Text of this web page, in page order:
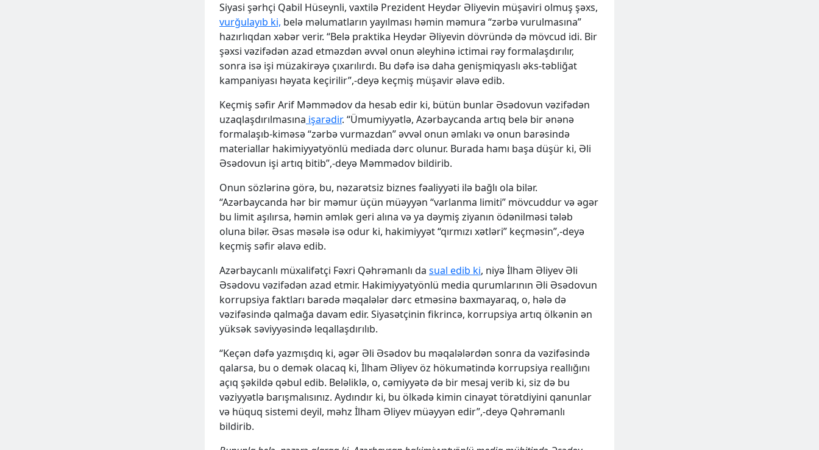
Siyasi şərhçi Qabil Hüseynli, vaxtilə Prezident Heydər Əliyevin müşaviri olmuş şəxs,
vurğulayıb ki, belə məlumatların yayılması həmin məmura “zərbə vurulmasına”
hazırlıqdan xəbər verir. “Belə praktika Heydər Əliyevin dövründə də mövcud idi. Bir
şəxsi vəzifədən azad etməzdən əvvəl onun əleyhinə ictimai rəy formalaşdırılır,
sonra isə işi müzakirəyə çıxarılırdı. Bu dəfə isə daha genişmiqyaslı əks-təbliğat
kampaniyası həyata keçirilir”,-deyə keçmiş müşavir əlavə edib.
Keçmiş səfir Arif Məmmədov da hesab edir ki, bütün bunlar Əsədovun vəzifədən
uzaqlaşdırılmasına işarədir. “Ümumiyyətlə, Azərbaycanda artıq belə bir ənənə
formalaşıb-kiməsə “zərbə vurmazdan” əvvəl onun əmlakı və onun barəsində
materiallar hakimiyyətyönlü mediada dərc olunur. Burada hamı başa düşür ki, Əli
Əsədovun işi artıq bitib”,-deyə Məmmədov bildirib.
Onun sözlərinə görə, bu, nəzarətsiz biznes fəaliyyəti ilə bağlı ola bilər.
“Azərbaycanda hər bir məmur üçün müəyyən “varlanma limiti” mövcuddur və əgər
bu limit aşılırsa, həmin əmlək geri alına və ya dəymiş ziyanın ödənilməsi tələb
oluna bilər. Əsas məsələ isə odur ki, hakimiyyət “qırmızı xətləri” keçməsin”,-deyə
keçmiş səfir əlavə edib.
Azərbaycanlı müxalifətçi Fəxri Qəhrəmanlı da sual edib ki, niyə İlham Əliyev Əli
Əsədovu vəzifədən azad etmir. Hakimiyyətyönlü media qurumlarının Əli Əsədovun
korrupsiya faktları barədə məqalələr dərc etməsinə baxmayaraq, o, hələ də
vəzifəsində qalmağa davam edir. Siyasətçinin fikrincə, korrupsiya artıq ölkənin ən
yüksək səviyyəsində leqallaşdırılıb.
“Keçən dəfə yazmışdıq ki, əgər Əli Əsədov bu məqalələrdən sonra da vəzifəsində
qalarsa, bu o demək olacaq ki, İlham Əliyev öz hökumətində korrupsiya reallığını
açıq şəkildə qəbul edib. Beləliklə, o, cəmiyyətə də bir mesaj verib ki, siz də bu
vəziyyətlə barışmalısınız. Aydındır ki, bu ölkədə kimin cinayət törətdiyini qanunlar
və hüquq sistemi deyil, məhz İlham Əliyev müəyyən edir”,-deyə Qəhrəmanlı
bildirib.